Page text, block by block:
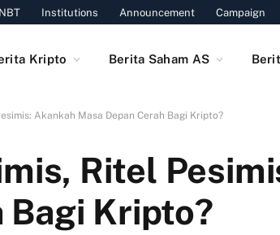
NBT Institutions Announcement Campaign
Kripto Berita Saham AS
Akankah Masa Depan Cerah Bagi Kripto?
Ritel
Bagi Kripto?